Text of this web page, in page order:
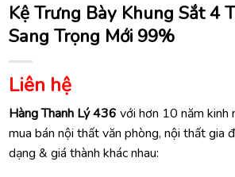
Kệ Trưng Bày Khung Sắt 4
Sang Trọng Mới 99%
Liên hệ
Hàng Thanh Lý 436 với hơn 10 năm kinh
mua bán nội thất văn phòng, nội thất gia
dạng & giá thành khác nhau: